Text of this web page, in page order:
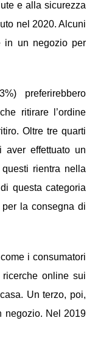
e alla sicurezza
nel 2020. Alcuni
in un negozio per
preferirebbero
ritirare l’ordine
Oltre tre quarti
aver effettuato un
rientra nella
questa categoria
la consegna di
i consumatori
ricerche online sui
Un terzo, poi,
negozio. Nel 2019